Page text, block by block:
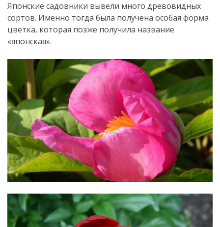
Японские садовники вывели много древовидных
сортов. Именно тогда была получена особая форма
цветка, которая позже получила название
«японская».